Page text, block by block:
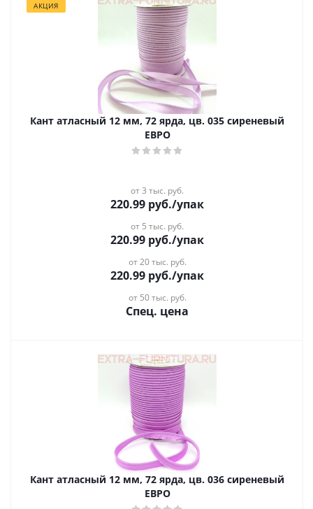
АКЦИЯ
Кант атласный 12 мм, 72 ярда, цв. 035 сиреневый
ЕВРО
от 3 тыс. руб.
220.99 руб./упак
от 5 тыс. руб.
220.99 руб./упак
от 20 тыс. руб.
220.99 руб./упак
от 50 тыс. руб.
Спец. цена
Кант атласный 12 мм, 72 ярда, цв. 036 сиреневый
ЕВРО